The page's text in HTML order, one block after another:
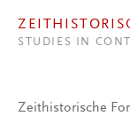
STUDIES IN
Zeithistorische